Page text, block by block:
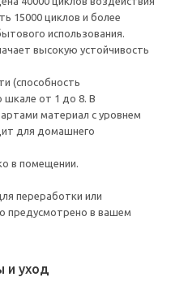
15000 циклов и более
использования.
высокую устойчивость
(способность
шкале от 1 до 8. В
материал с уровнем
для домашнего
в помещении.
переработки или
предусмотрено в вашем
и уход